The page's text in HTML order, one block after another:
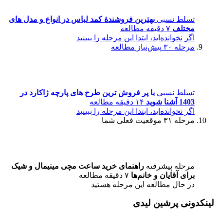
تسلط نسبی بهترین فروشندۀ کمد لباس در انواع و مدل ‌های
مختلف ۷ دقیقه مطالعه
اگر نخوانده‌اید، ابتدا این مرحله را ببینید
مرحله ۳۰
پیش‌نیاز مطالعه
تسلط نسبی با پر فروش ترین طرح های پارچه ژاکارد در
1403 آشنا شوید
۱۴ دقیقه مطالعه
اگر نخوانده‌اید، ابتدا این مرحله را ببینید
مرحله ۳۱
موقعیت فعلی شما
مرحله پیشرفته راهنمای خرید ساعت مچی مینیمال و شیک
برای آقایان و خانم‌ها ۷ دقیقه مطالعه
در حال مطالعه این مرحله هستید
لینکدونی پرشین لیدی